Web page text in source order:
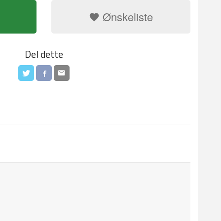
Ønskeliste
Del dette